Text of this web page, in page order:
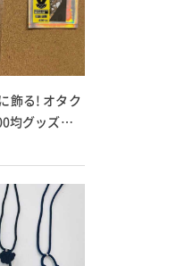
飾る! オタク
均グッズで